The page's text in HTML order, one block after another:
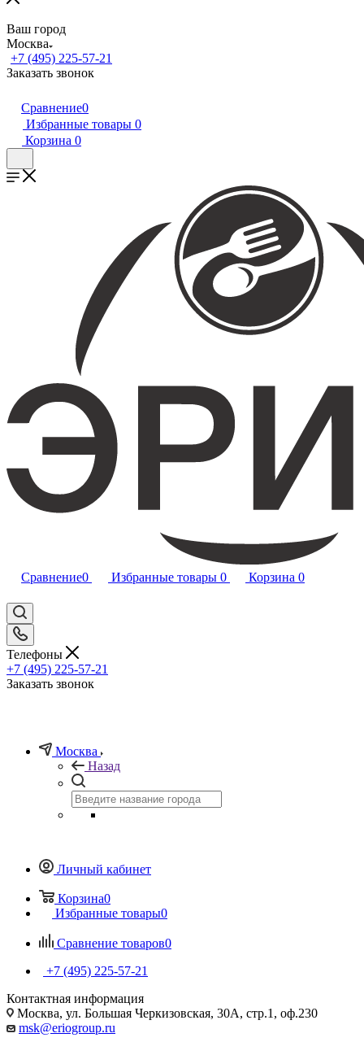
Ваш город
Москва
+7 (495) 225-57-21
Заказать звонок
Сравнение0
Избранные товары 0
Корзина 0
Сравнение0 Избранные товары 0 Корзина 0
Телефоны
+7 (495) 225-57-21
Заказать звонок
Москва
Назад
Личный кабинет
Корзина0
Избранные товары0
Сравнение товаров0
+7 (495) 225-57-21
Контактная информация
Москва, ул. Большая Черкизовская, 30А, стр.1, оф.230
msk@eriogroup.ru